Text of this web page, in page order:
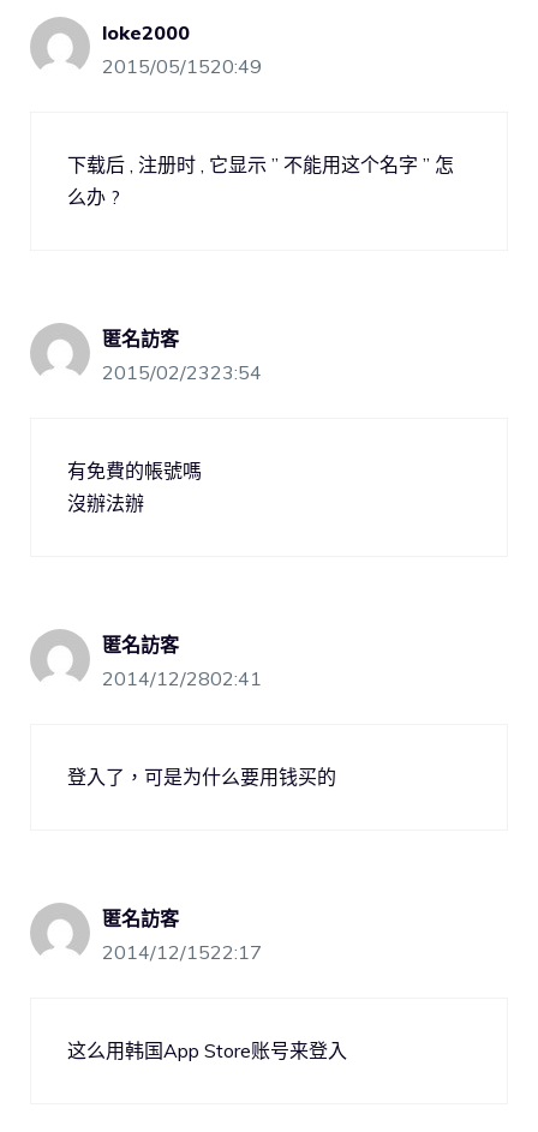
loke2000
2015/05/1520:49
下载后 , 注册时 , 它显示 ” 不能用这个名字 ” 怎
么办 ?
匿名訪客
2015/02/2323:54
有免費的帳號嗎
沒辦法辦
匿名訪客
2014/12/2802:41
登入了，可是为什么要用钱买的
匿名訪客
2014/12/1522:17
这么用韩国App Store账号来登入